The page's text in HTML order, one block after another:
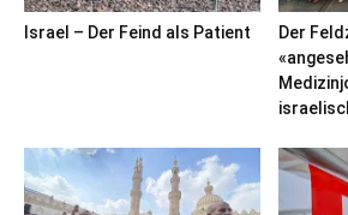
Israel – Der Feind als Patient
Der